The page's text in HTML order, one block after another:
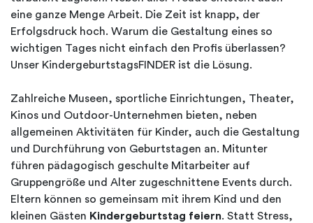
eine ganze Menge Arbeit. Die Zeit ist knapp, der
Erfolgsdruck hoch. Warum die Gestaltung eines so
wichtigen Tages nicht einfach den Profis überlassen?
Unser KindergeburtstagsFINDER ist die Lösung.
Zahlreiche Museen, sportliche Einrichtungen, Theater,
Kinos und Outdoor-Unternehmen bieten, neben
allgemeinen Aktivitäten für Kinder, auch die Gestaltung
und Durchführung von Geburtstagen an. Mitunter
führen pädagogisch geschulte Mitarbeiter auf
Gruppengröße und Alter zugeschnittene Events durch.
Eltern können so gemeinsam mit ihrem Kind und den
kleinen Gästen Kindergeburtstag feiern. Statt Stress,